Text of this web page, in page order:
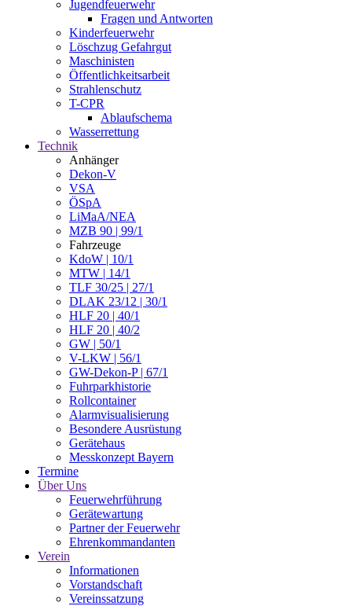
Jugendfeuerwehr
Fragen und Antworten
Kinderfeuerwehr
Löschzug Gefahrgut
Maschinisten
Öffentlichkeitsarbeit
Strahlenschutz
T-CPR
Ablaufschema
Wasserrettung
Technik
Anhänger
Dekon-V
VSA
ÖSpA
LiMaA/NEA
MZB 90 | 99/1
Fahrzeuge
KdoW | 10/1
MTW | 14/1
TLF 30/25 | 27/1
DLAK 23/12 | 30/1
HLF 20 | 40/1
HLF 20 | 40/2
GW | 50/1
V-LKW | 56/1
GW-Dekon-P | 67/1
Fuhrparkhistorie
Rollcontainer
Alarmvisualisierung
Besondere Ausrüstung
Gerätehaus
Messkonzept Bayern
Termine
Über Uns
Feuerwehrführung
Gerätewartung
Partner der Feuerwehr
Ehrenkommandanten
Verein
Informationen
Vorstandschaft
Vereinssatzung